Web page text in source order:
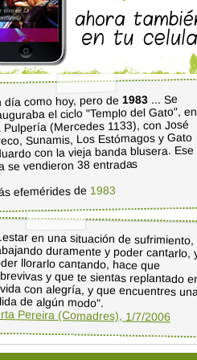
día como hoy, pero de1983 ... Se
el ciclo "Templo del Gato", en
Pulpería (Mercedes 1133), con José
Sunamis, Los Estómagos y Gato
con la vieja banda blusera. Ese
se vendieron 38 entradas
efemérides de 1983
en una situación de sufrimiento,
duramente y poder cantarlo, y
llorarlo cantando, hace que
y que te sientas replantado en
con alegría, y que encuentres una
de algún modo".
Pereira (Comadres), 1/7/2006